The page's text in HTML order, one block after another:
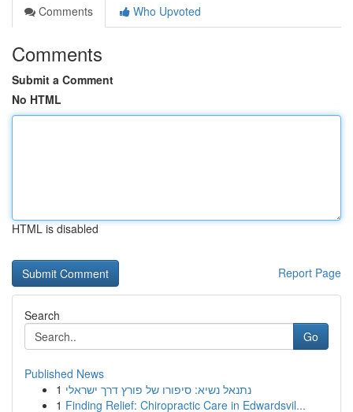
Comments
Who Upvoted
Comments
Submit a Comment
No HTML
HTML is disabled
Report Page
Search
Go
Published News
1 נתנאל נשיא: סיפורו של פורץ דרך ישראלי
1 Finding Relief: Chiropractic Care in Edwardsvil...